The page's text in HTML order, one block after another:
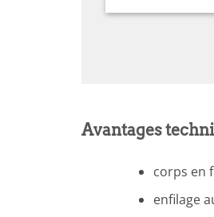
Avantages
corps en
enfilage